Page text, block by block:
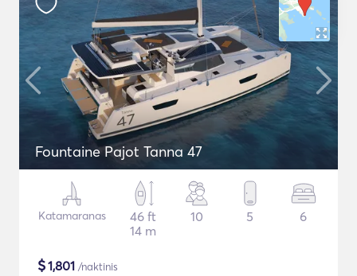
Fountaine Pajot Tanna 47
Katamaranas
46 ft
14 m
10 5 6
$1,801 /naktinis